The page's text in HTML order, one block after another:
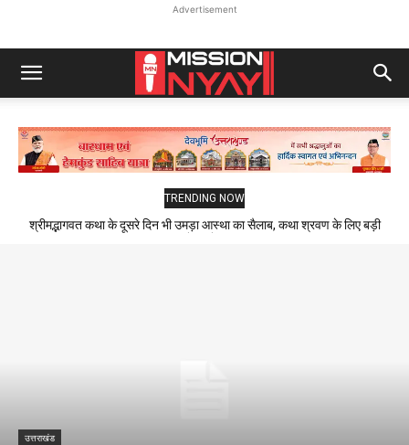
Advertisement
TRENDING NOW
श्रीमद्भागवत कथा के दूसरे दिन भी उमड़ा आस्था का सैलाब, कथा श्रवण के लिए बड़ी
उत्तराखंड